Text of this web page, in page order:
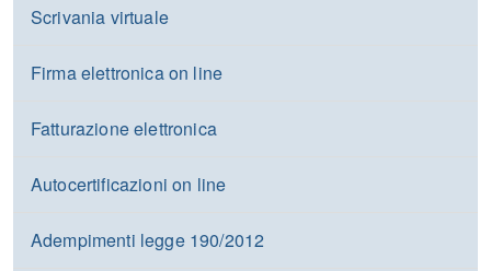
Scrivania virtuale
Firma elettronica on line
Fatturazione elettronica
Autocertificazioni on line
Adempimenti legge 190/2012